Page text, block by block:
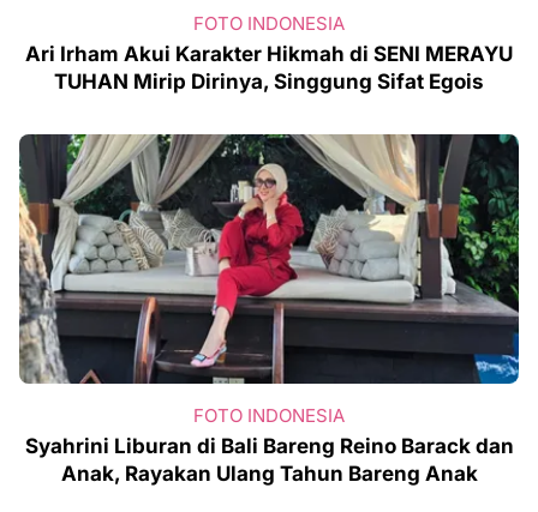
FOTO INDONESIA
Ari Irham Akui Karakter Hikmah di SENI MERAYU
TUHAN Mirip Dirinya, Singgung Sifat Egois
FOTO INDONESIA
Syahrini Liburan di Bali Bareng Reino Barack dan
Anak, Rayakan Ulang Tahun Bareng Anak